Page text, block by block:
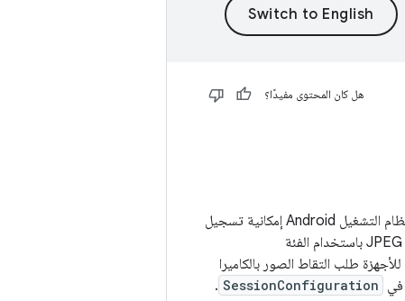
هل كان المحتوى مفيدًا؟
بالنسبة إلى الأجهزة التي تعمل بالإصدار 14 من نظام التشغيل Android أو الإصدارات الأحدث، يتيح نظام التشغيل Android إمكانية تسجيل
طلب التقاط الصور بالكاميرا
في SessionConfiguration
.